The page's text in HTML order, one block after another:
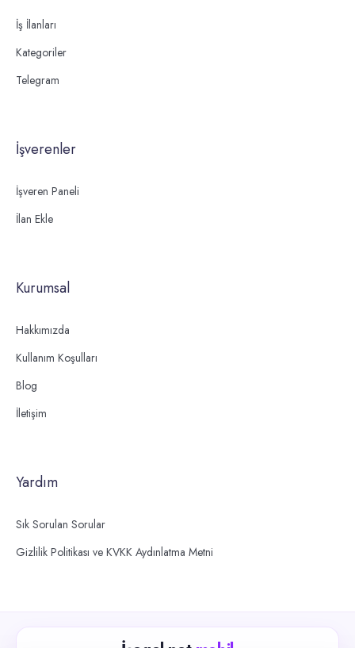
İş İlanları
Kategoriler
Telegram
İşverenler
İşveren Paneli
İlan Ekle
Kurumsal
Hakkımızda
Kullanım Koşulları
Blog
İletişim
Yardım
Sık Sorulan Sorular
Gizlilik Politikası ve KVKK Aydınlatma Metni